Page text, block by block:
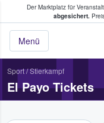
Der Marktplatz für
abgesichert.
Menü
Tickets
Sport/Stierkampf
El Payo Tickets